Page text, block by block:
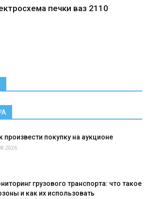
печки ваз 2110
произвести покупку на аукционе
грузового транспорта: что такое
и как их использовать